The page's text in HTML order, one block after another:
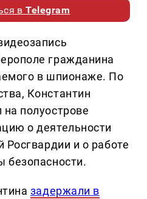
вTelegram
гражданина
в шпионаже. По
Константин
полуострове
о деятельности
Росгвардии и о работе
безопасности.
задержали в